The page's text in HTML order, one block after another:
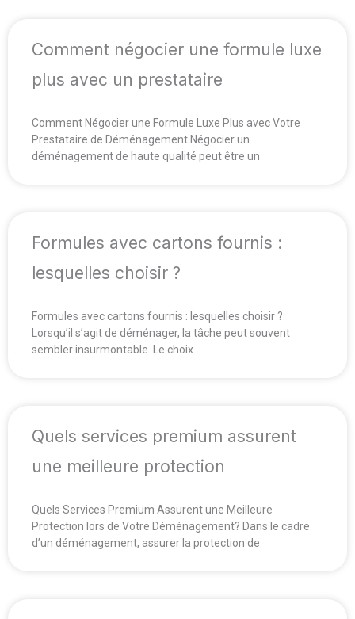
Comment négocier une formule luxe
plus avec un prestataire
Comment Négocier une Formule Luxe Plus avec Votre
Prestataire de Déménagement Négocier un
déménagement de haute qualité peut être un
Formules avec cartons fournis :
lesquelles choisir ?
Formules avec cartons fournis : lesquelles choisir ?
Lorsqu’il s’agit de déménager, la tâche peut souvent
sembler insurmontable. Le choix
Quels services premium assurent
une meilleure protection
Quels Services Premium Assurent une Meilleure
Protection lors de Votre Déménagement? Dans le cadre
d’un déménagement, assurer la protection de